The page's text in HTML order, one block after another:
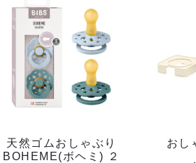
天然ゴムおしゃぶり
BOHEME(ボヘミ) ２
おし